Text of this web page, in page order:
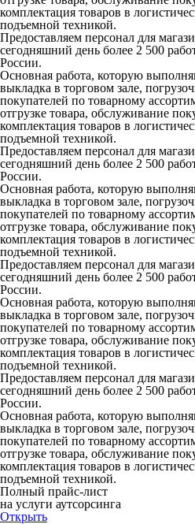
комплектация товаров в
подъемной техникой.
Предоставляем персонал для
сегодняшний день более 2 500
России.
Основная работа, которую
выкладка в торговом зале,
покупателей по товарному
отгрузке товара, обслуживание
комплектация товаров в
подъемной техникой.
Предоставляем персонал для
сегодняшний день более 2 500
России.
Основная работа, которую
выкладка в торговом зале,
покупателей по товарному
отгрузке товара, обслуживание
комплектация товаров в
подъемной техникой.
Предоставляем персонал для
сегодняшний день более 2 500
России.
Основная работа, которую
выкладка в торговом зале,
покупателей по товарному
отгрузке товара, обслуживание
комплектация товаров в
подъемной техникой.
Предоставляем персонал для
сегодняшний день более 2 500
России.
Основная работа, которую
выкладка в торговом зале,
покупателей по товарному
отгрузке товара, обслуживание
комплектация товаров в
подъемной техникой.
Полный прайс-лист
на услуги аутсорсинга
Открыть